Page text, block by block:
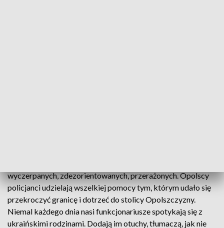
wyczerpanych, zdezorientowanych, przerażonych. Opolscy
policjanci udzielają wszelkiej pomocy tym, którym udało się
przekroczyć granicę i dotrzeć do stolicy Opolszczyzny.
Niemal każdego dnia nasi funkcjonariusze spotykają się z
ukraińskimi rodzinami. Dodają im otuchy, tłumaczą, jak nie